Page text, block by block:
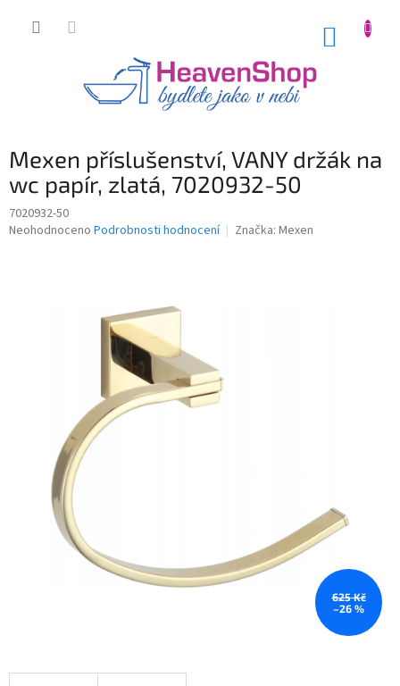
Mexen příslušenství, VANY držák na
wc papír, zlatá, 7020932-50
7020932-50
Průměrné
Neohodnoceno Podrobnosti hodnocení Značka: Mexen
625 Kč
–26 %